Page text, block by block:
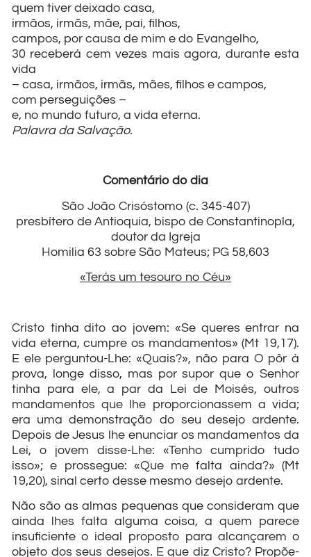
quem tiver deixado casa,
irmãos, irmãs, mãe, pai, filhos,
campos, por causa de mim e do Evangelho,
30 receberá cem vezes mais agora, durante esta
vida
– casa, irmãos, irmãs, mães, filhos e campos,
com perseguições –
e, no mundo futuro, a vida eterna.
Palavra da Salvação.
Comentário do dia
São João Crisóstomo (c. 345-407)
presbítero de Antioquia, bispo de Constantinopla,
doutor da Igreja
Homilia 63 sobre São Mateus; PG 58,603
«Terás um tesouro no Céu»
Cristo tinha dito ao jovem: «Se queres entrar na
vida eterna, cumpre os mandamentos» (Mt 19,17).
E ele perguntou-Lhe: «Quais?», não para O pôr à
prova, longe disso, mas por supor que o Senhor
tinha para ele, a par da Lei de Moisés, outros
mandamentos que lhe proporcionassem a vida;
era uma demonstração do seu desejo ardente.
Depois de Jesus lhe enunciar os mandamentos da
Lei, o jovem disse-Lhe: «Tenho cumprido tudo
isso»; e prossegue: «Que me falta ainda?» (Mt
19,20), sinal certo desse mesmo desejo ardente.
Não são as almas pequenas que consideram que
ainda lhes falta alguma coisa, a quem parece
insuficiente o ideal proposto para alcançarem o
objeto dos seus desejos. E que diz Cristo? Propõe-